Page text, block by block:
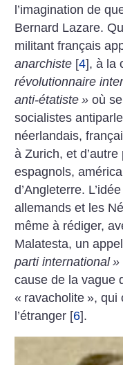
l’imagination de
Bernard Lazare.
militant français
anarchiste [4], à la
révolutionnaire
anti-étatiste » où
socialistes
néerlandais,
à Zurich, et
espagnols,
d’Angleterre.
allemands et les
même à rédiger,
Malatesta, un
parti international »
cause de la vague
« ravacholite », qui
l’étranger [6].